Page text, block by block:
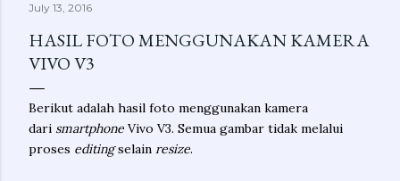
July 13, 2016
HASIL FOTO MENGGUNAKAN KAMERA
VIVO V3
Berikut adalah hasil foto menggunakan kamera
dari smartphone Vivo V3. Semua gambar tidak melalui
proses editingselain resize.